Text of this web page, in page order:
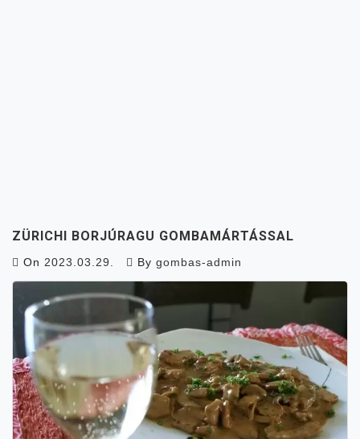
ZÜRICHI BORJÚRAGU GOMBAMÁRTÁSSAL
On 2023.03.29. By gombas-admin